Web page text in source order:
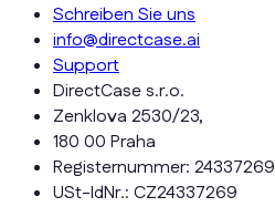
Schreiben Sie uns
info@directcase.ai
Support
DirectCase s.r.o.
Zenklova 2530/23,
180 00 Praha
Registernummer: 24337269
USt-IdNr.: CZ24337269